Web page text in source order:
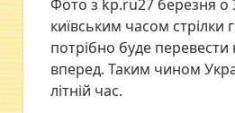
Фото з kp.ru27 березня о
київським часом стрілки
потрібно буде
вперед. Таким чином
літній час.